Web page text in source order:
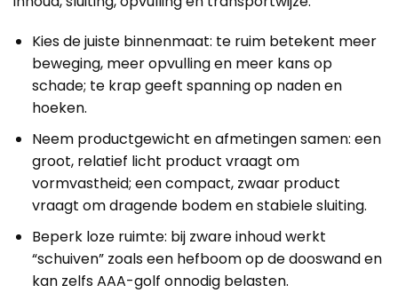
Kies de juiste binnenmaat: te ruim betekent meer
beweging, meer opvulling en meer kans op
schade; te krap geeft spanning op naden en
hoeken.
Neem productgewicht en afmetingen samen: een
groot, relatief licht product vraagt om
vormvastheid; een compact, zwaar product
vraagt om dragende bodem en stabiele sluiting.
Beperk loze ruimte: bij zware inhoud werkt
“schuiven” zoals een hefboom op de dooswand en
kan zelfs AAA-golf onnodig belasten.